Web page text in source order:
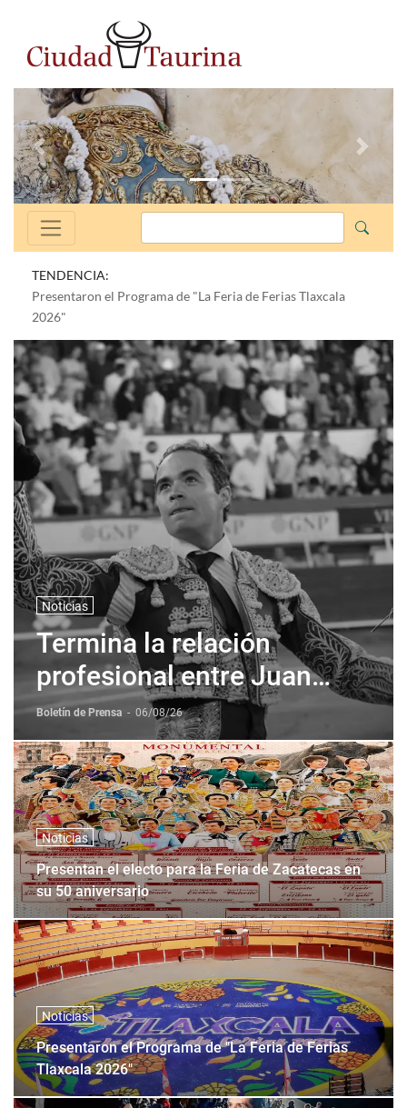
Anterior
TENDENCIA:
Presentaron el Programa de "La Feria de Ferias Tlaxcala
2026"
Noticias
Termina la relación
profesional entre Juan
Pablo Sanchez y Corona +
Corona
Boletín de Prensa - 06/08/26
Noticias
Presentan el electo para la Feria de Zacatecas en
su 50 aniversario
Noticias
Presentaron el Programa de "La Feria de Ferias
Tlaxcala 2026"